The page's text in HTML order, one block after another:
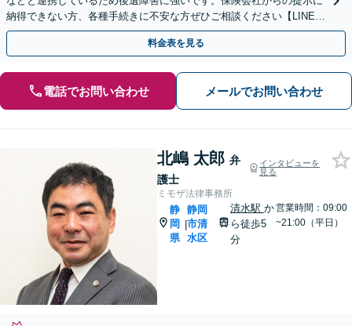
納得できない方、各種手続きに不安な方ぜひご相談ください【LINE対
応可】
料金表を見る
電話でお問い合わせ メールでお問い合わせ
北嶋 太郎 弁
護士
インタビューを
見る
ミモザ法律事務所
静
岡
県
|
静岡
市清
水区
清水駅 か
ら徒歩5
分
営業時間：09:00
~21:00（平日）